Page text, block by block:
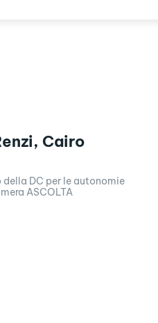
Cairo
della DC per le autonomie
ASCOLTA